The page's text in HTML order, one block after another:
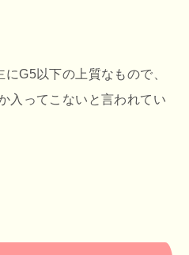
G5以下の上質なもので、
入ってこないと言われてい